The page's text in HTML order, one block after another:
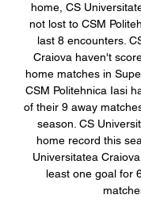
home, CS
not lost to CSM
last 8 encounters.
Craiova haven't
home matches in
CSM Politehnica Iasi
of their 9 away
season. CS
home record this
Universitatea
least one goal for